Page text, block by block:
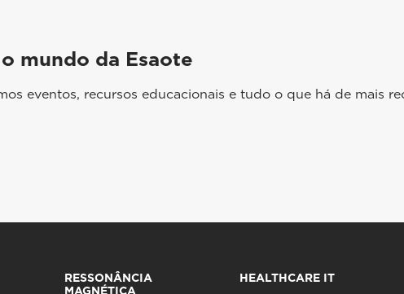
mundo da Esaote
eventos, recursos educacionais e tudo o que há de mais
RESSONÂNCIA
MAGNÉTICA
HEALTHCARE IT